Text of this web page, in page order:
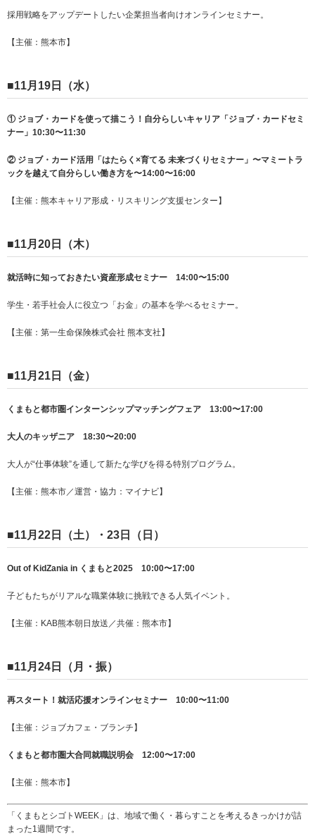
採用戦略をアップデートしたい企業担当者向けオンラインセミナー。
【主催：熊本市】
■11月19日（水）
① ジョブ・カードを使って描こう！自分らしいキャリア「ジョブ・カードセミ
ナー」10:30〜11:30
② ジョブ・カード活用「はたらく×育てる 未来づくりセミナー」〜マミートラ
ックを越えて自分らしい働き方を〜14:00〜16:00
【主催：熊本キャリア形成・リスキリング支援センター】
■11月20日（木）
就活時に知っておきたい資産形成セミナー 14:00〜15:00
学生・若手社会人に役立つ「お金」の基本を学べるセミナー。
【主催：第一生命保険株式会社 熊本支社】
■11月21日（金）
くまもと都市圏インターンシップマッチングフェア 13:00〜17:00
大人のキッザニア 18:30〜20:00
大人が“仕事体験”を通して新たな学びを得る特別プログラム。
【主催：熊本市／運営・協力：マイナビ】
■11月22日（土）・23日（日）
Out of KidZania in くまもと2025 10:00〜17:00
子どもたちがリアルな職業体験に挑戦できる人気イベント。
【主催：KAB熊本朝日放送／共催：熊本市】
■11月24日（月・振）
再スタート！就活応援オンラインセミナー 10:00〜11:00
【主催：ジョブカフェ・ブランチ】
くまもと都市圏大合同就職説明会 12:00〜17:00
【主催：熊本市】
「くまもとシゴトWEEK」は、地域で働く・暮らすことを考えるきっかけが詰
まった1週間です。